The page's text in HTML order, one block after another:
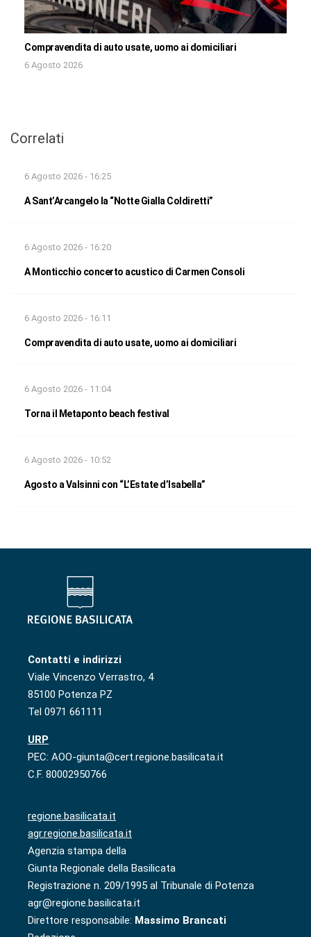
Compravendita di auto usate, uomo ai domiciliari
6 Agosto 2026
Correlati
6 Agosto 2026 - 16:25
A Sant’Arcangelo la “Notte Gialla Coldiretti”
6 Agosto 2026 - 16:20
A Monticchio concerto acustico di Carmen Consoli
6 Agosto 2026 - 16:11
Compravendita di auto usate, uomo ai domiciliari
6 Agosto 2026 - 11:04
Torna il Metaponto beach festival
6 Agosto 2026 - 10:52
Agosto a Valsinni con “L’Estate d’Isabella”
Contatti e indirizzi
Viale Vincenzo Verrastro, 4
85100 Potenza PZ
Tel 0971 661111
URP
PEC: AOO-giunta@cert.regione.basilicata.it
C.F. 80002950766
regione.basilicata.it
agr.regione.basilicata.it
Agenzia stampa della
Giunta Regionale della Basilicata
Registrazione n. 209/1995 al Tribunale di Potenza
agr@regione.basilicata.it
Direttore responsabile: Massimo Brancati